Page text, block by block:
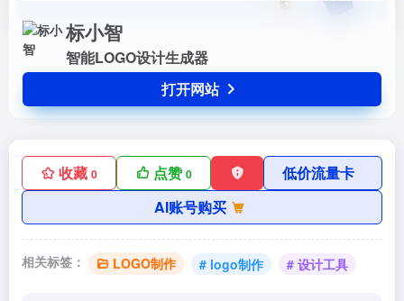
标小智
智能LOGO设计生成器
打开网站
收藏 0 点赞0
低价流量卡
AI账号购买
相关标签： LOGO制作 # logo制作 # 设计工具